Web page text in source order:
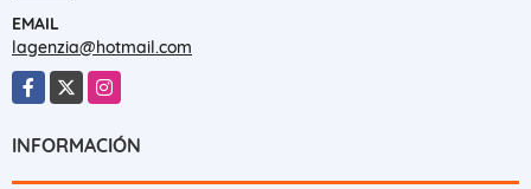
EMAIL
lagenzia@hotmail.com
Facebook
X Instagram
INFORMACIÓN